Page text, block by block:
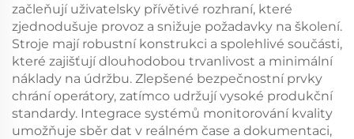
začleňují uživatelsky přívětivé rozhraní, které
zjednodušuje provoz a snižuje požadavky na školení.
Stroje mají robustní konstrukci a spolehlivé součásti,
které zajišťují dlouhodobou trvanlivost a minimální
náklady na údržbu. Zlepšené bezpečnostní prvky
chrání operátory, zatímco udržují vysoké produkční
standardy. Integrace systémů monitorování kvality
umožňuje sběr dat v reálném čase a dokumentaci,